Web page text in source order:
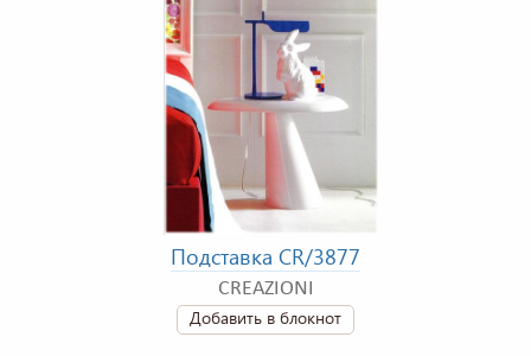
Подставка CR/3877
CREAZIONI
Добавить в блокнот